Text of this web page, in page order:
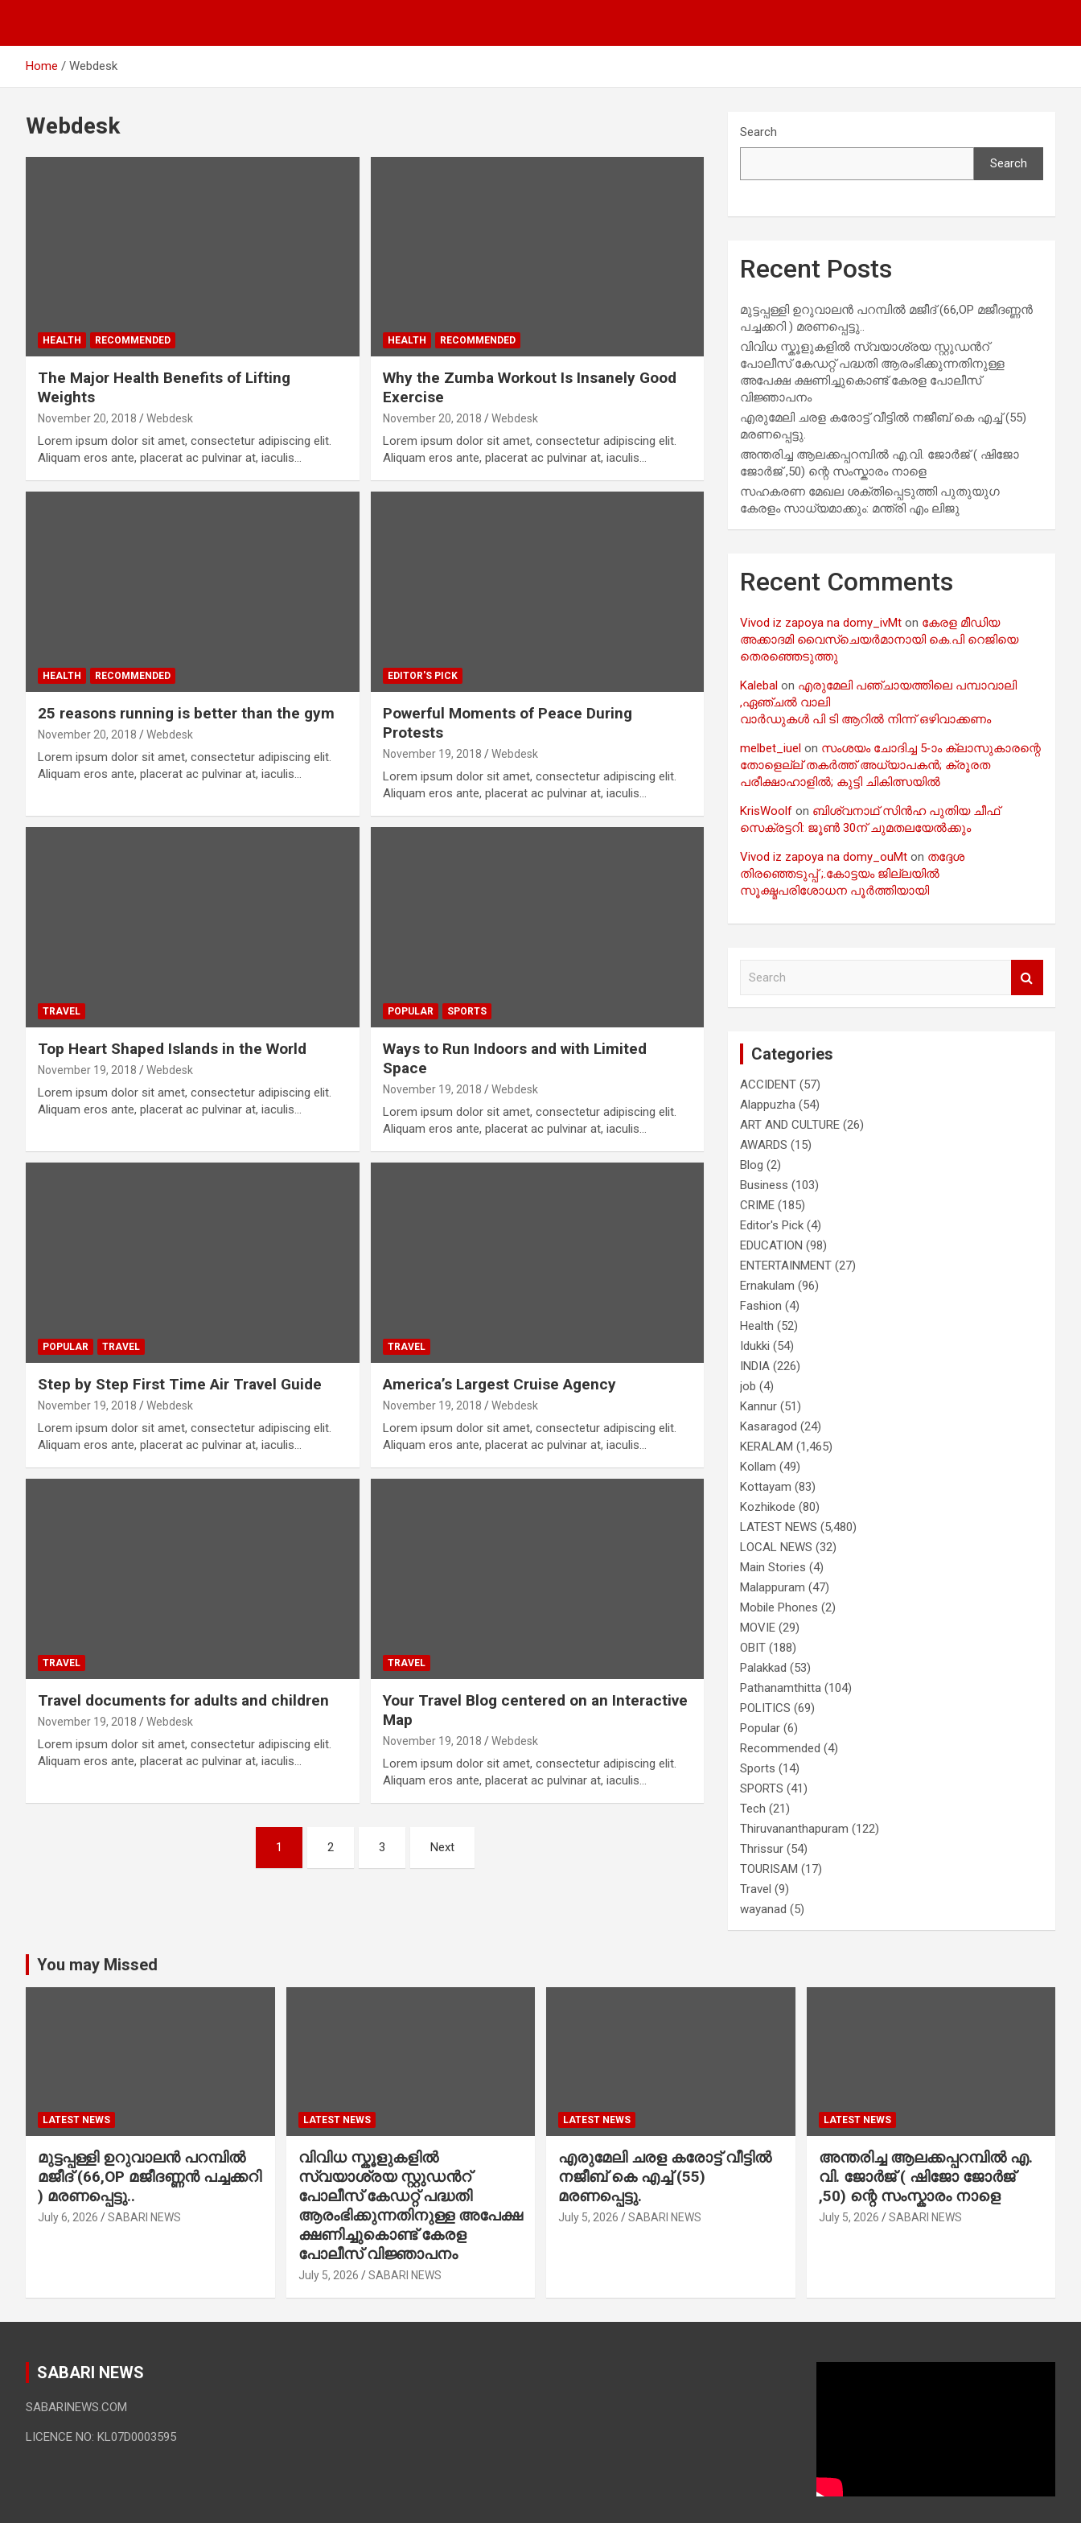
Home Webdesk
Webdesk
HEALTH RECOMMENDED
The Major Health Benefits of Lifting
Weights
November 20, 2018 Webdesk
Lorem ipsum dolor sit amet, consectetur adipiscing elit.
Aliquam eros ante, placerat ac pulvinar at, iaculis…
HEALTH RECOMMENDED
Why the Zumba Workout Is Insanely Good
Exercise
November 20, 2018 Webdesk
Lorem ipsum dolor sit amet, consectetur adipiscing elit.
Aliquam eros ante, placerat ac pulvinar at, iaculis…
HEALTH RECOMMENDED
25 reasons running is better than the gym
November 20, 2018 Webdesk
Lorem ipsum dolor sit amet, consectetur adipiscing elit.
Aliquam eros ante, placerat ac pulvinar at, iaculis…
EDITOR'S PICK
Powerful Moments of Peace During
Protests
November 19, 2018 Webdesk
Lorem ipsum dolor sit amet, consectetur adipiscing elit.
Aliquam eros ante, placerat ac pulvinar at, iaculis…
TRAVEL
Top Heart Shaped Islands in the World
November 19, 2018 Webdesk
Lorem ipsum dolor sit amet, consectetur adipiscing elit.
Aliquam eros ante, placerat ac pulvinar at, iaculis…
POPULAR SPORTS
Ways to Run Indoors and with Limited
Space
November 19, 2018 Webdesk
Lorem ipsum dolor sit amet, consectetur adipiscing elit.
Aliquam eros ante, placerat ac pulvinar at, iaculis…
POPULAR TRAVEL
Step by Step First Time Air Travel Guide
November 19, 2018 Webdesk
Lorem ipsum dolor sit amet, consectetur adipiscing elit.
Aliquam eros ante, placerat ac pulvinar at, iaculis…
TRAVEL
America’s Largest Cruise Agency
November 19, 2018 Webdesk
Lorem ipsum dolor sit amet, consectetur adipiscing elit.
Aliquam eros ante, placerat ac pulvinar at, iaculis…
TRAVEL
Travel documents for adults and children
November 19, 2018 Webdesk
Lorem ipsum dolor sit amet, consectetur adipiscing elit.
Aliquam eros ante, placerat ac pulvinar at, iaculis…
TRAVEL
Your Travel Blog centered on an Interactive
Map
November 19, 2018 Webdesk
Lorem ipsum dolor sit amet, consectetur adipiscing elit.
Aliquam eros ante, placerat ac pulvinar at, iaculis…
1 2 3 Next
Search
Search
Recent Posts
മുട്ടപ്പള്ളി ഉറുവാലൻ പറമ്പിൽ മജീദ് (66,OP മജീദണ്ണൻ
പച്ചക്കറി ) മരണപ്പെട്ടു..
വിവിധ സ്കൂളുകളില്‍ സ്വയാശ്രയ സ്റ്റുഡന്‍റ്
പോലീസ് കേഡറ്റ് പദ്ധതി ആരംഭിക്കുന്നതിനുള്ള
അപേക്ഷ ക്ഷണിച്ചുകൊണ്ട് കേരള പോലീസ്
വിജ്ഞാപനം
എരുമേലി ചരള കരോട്ട് വീട്ടിൽ നജീബ് കെ എച്ച് (55)
മരണപ്പെട്ടു.
അന്തരിച്ച ആ​ല​ക്ക​പ്പ​റമ്പിൽ​ എ.​വി. ജോ​ർ​ജ് ( ഷിജോ
ജോർജ് ,50) ന്റെ സംസ്കാരം നാളെ
സഹകരണ മേഖല ശക്തിപ്പെടുത്തി പുതുയുഗ
കേരളം സാധ്യമാക്കും: മന്ത്രി എം ലിജു
Recent Comments
Vivod iz zapoya na domy_ivMt on കേരള മീഡിയ
അക്കാദമി വൈസ്ചെയർമാനായി കെ.പി റെജിയെ
തെരഞ്ഞെടുത്തു
Kalebal on എരുമേലി പഞ്ചായത്തിലെ പമ്പാവാലി
,ഏഞ്ചൽ വാലി
വാർഡുകൾ പി ടി ആറിൽ നിന്ന് ഒഴിവാക്കണം
melbet_iuel on സംശയം ചോദിച്ച 5-ാം ക്ലാസുകാരന്റെ
തോളെല്ല് തകർത്ത് അധ്യാപകൻ; ക്രൂരത
പരീക്ഷാഹാളിൽ; കുട്ടി ചികിത്സയിൽ
KrisWoolf on ബിശ്വനാഥ് സിൻഹ പുതിയ ചീഫ്
സെക്രട്ടറി: ജൂൺ 30ന് ചുമതലയേൽക്കും
Vivod iz zapoya na domy_ouMt on തദ്ദേശ
തിരഞ്ഞെടുപ്പ് ;.കോട്ടയം ജില്ലയിൽ
സൂക്ഷ്മപരിശോധന പൂർത്തിയായി
Categories
ACCIDENT (57)
Alappuzha (54)
ART AND CULTURE (26)
AWARDS (15)
Blog (2)
Business (103)
CRIME (185)
Editor's Pick (4)
EDUCATION (98)
ENTERTAINMENT (27)
Ernakulam (96)
Fashion (4)
Health (52)
Idukki (54)
INDIA (226)
job (4)
Kannur (51)
Kasaragod (24)
KERALAM (1,465)
Kollam (49)
Kottayam (83)
Kozhikode (80)
LATEST NEWS (5,480)
LOCAL NEWS (32)
Main Stories (4)
Malappuram (47)
Mobile Phones (2)
MOVIE (29)
OBIT (188)
Palakkad (53)
Pathanamthitta (104)
POLITICS (69)
Popular (6)
Recommended (4)
Sports (14)
SPORTS (41)
Tech (21)
Thiruvananthapuram (122)
Thrissur (54)
TOURISAM (17)
Travel (9)
wayanad (5)
You may Missed
LATEST NEWS
മുട്ടപ്പള്ളി ഉറുവാലൻ പറമ്പിൽ
മജീദ് (66,OP മജീദണ്ണൻ പച്ചക്കറി
) മരണപ്പെട്ടു..
July 6, 2026 SABARI NEWS
LATEST NEWS
വിവിധ സ്കൂളുകളില്‍
സ്വയാശ്രയ സ്റ്റുഡന്‍റ്
പോലീസ് കേഡറ്റ് പദ്ധതി
ആരംഭിക്കുന്നതിനുള്ള അപേക്ഷ
ക്ഷണിച്ചുകൊണ്ട് കേരള
പോലീസ് വിജ്ഞാപനം
July 5, 2026 SABARI NEWS
LATEST NEWS
എരുമേലി ചരള കരോട്ട് വീട്ടിൽ
നജീബ് കെ എച്ച് (55)
മരണപ്പെട്ടു.
July 5, 2026 SABARI NEWS
LATEST NEWS
അന്തരിച്ച ആ​ല​ക്ക​പ്പ​റമ്പിൽ​ എ.​
വി. ജോ​ർ​ജ് ( ഷിജോ ജോർജ്
,50) ന്റെ സംസ്കാരം നാളെ
July 5, 2026 SABARI NEWS
SABARI NEWS
SABARINEWS.COM
LICENCE NO: KL07D0003595